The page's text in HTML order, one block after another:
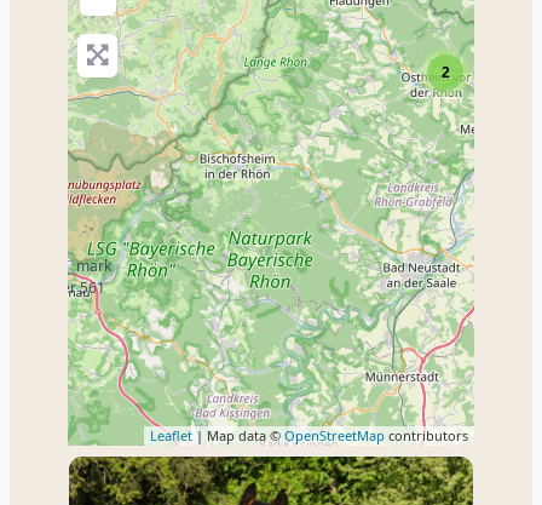
2
Leaflet | Map data © OpenStreetMap contributors